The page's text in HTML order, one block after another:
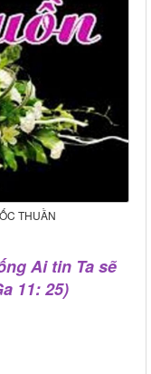
THUẦN
Ai tin Ta sẽ
11: 25)